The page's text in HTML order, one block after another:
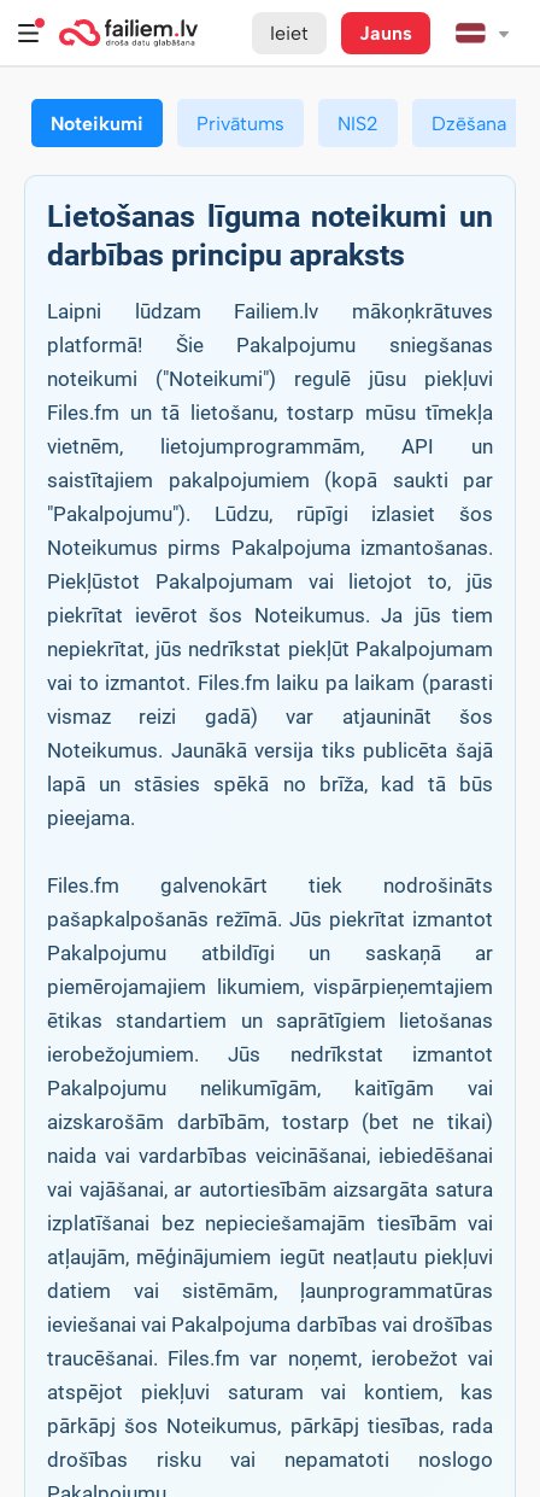
Ieiet Jauns
Noteikumi Privātums NIS2 Dzēšana
Lietošanas līguma noteikumi un
darbības principu apraksts
Laipni lūdzam Failiem.lv mākoņkrātuves
platformā! Šie Pakalpojumu sniegšanas
noteikumi ("Noteikumi") regulē jūsu piekļuvi
Files.fm un tā lietošanu, tostarp mūsu tīmekļa
vietnēm, lietojumprogrammām, API un
saistītajiem pakalpojumiem (kopā saukti par
"Pakalpojumu"). Lūdzu, rūpīgi izlasiet šos
Noteikumus pirms Pakalpojuma izmantošanas.
Piekļūstot Pakalpojumam vai lietojot to, jūs
piekrītat ievērot šos Noteikumus. Ja jūs tiem
nepiekrītat, jūs nedrīkstat piekļūt Pakalpojumam
vai to izmantot. Files.fm laiku pa laikam (parasti
vismaz reizi gadā) var atjaunināt šos
Noteikumus. Jaunākā versija tiks publicēta šajā
lapā un stāsies spēkā no brīža, kad tā būs
pieejama.
Files.fm galvenokārt tiek nodrošināts
pašapkalpošanās režīmā. Jūs piekrītat izmantot
Pakalpojumu atbildīgi un saskaņā ar
piemērojamajiem likumiem, vispārpieņemtajiem
ētikas standartiem un saprātīgiem lietošanas
ierobežojumiem. Jūs nedrīkstat izmantot
Pakalpojumu nelikumīgām, kaitīgām vai
aizskarošām darbībām, tostarp (bet ne tikai)
naida vai vardarbības veicināšanai, iebiedēšanai
vai vajāšanai, ar autortiesībām aizsargāta satura
izplatīšanai bez nepieciešamajām tiesībām vai
atļaujām, mēģinājumiem iegūt neatļautu piekļuvi
datiem vai sistēmām, ļaunprogrammatūras
ieviešanai vai Pakalpojuma darbības vai drošības
traucēšanai. Files.fm var noņemt, ierobežot vai
atspējot piekļuvi saturam vai kontiem, kas
pārkāpj šos Noteikumus, pārkāpj tiesības, rada
drošības risku vai nepamatoti noslogo